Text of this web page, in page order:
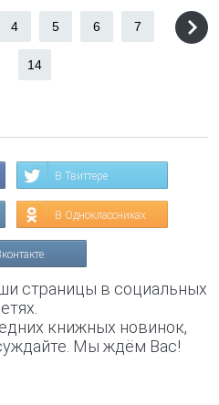
4 5 6 7
14
В Твиттере
В Одноклассниках
страницы в социальных
книжных новинок,
Мы ждём Вас!